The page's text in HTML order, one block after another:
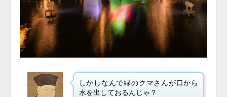
しかし なんで緑のクマさんが口から
水を出しておるんじゃ？